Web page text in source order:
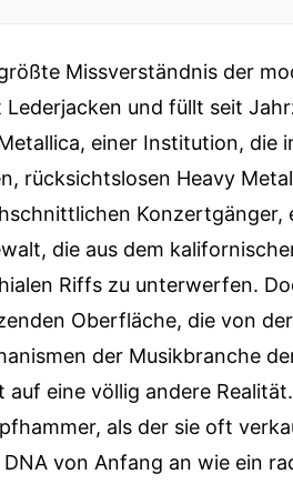
Missverständnis der
und füllt seit
einer Institution, die
rücksichtslosen Heavy
Konzertgänger,
die aus dem
Riffs zu unterwerfen.
Oberfläche, die von
der Musikbranche
auf eine völlig andere
als der sie oft
DNA von Anfang an wie ein